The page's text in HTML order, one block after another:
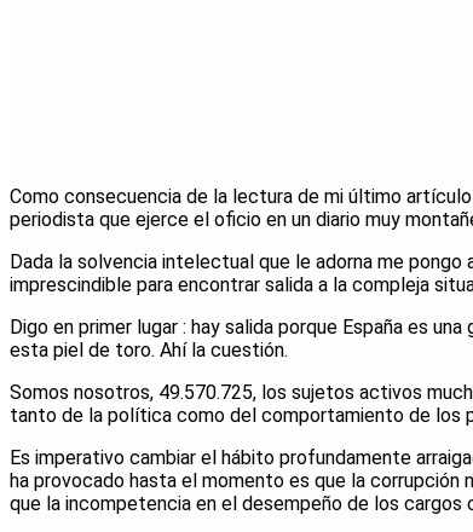
Como consecuencia de la lectura de mi último
periodista que ejerce el oficio en un diario muy
Dada la solvencia intelectual que le adorna me
imprescindible para encontrar salida a la compleja
Digo en primer lugar : hay salida porque España es
esta piel de toro. Ahí la cuestión.
Somos nosotros, 49.570.725, los sujetos activos
tanto de la política como del comportamiento de los
Es imperativo cambiar el hábito profundamente
ha provocado hasta el momento es que la
que la incompetencia en el desempeño de los